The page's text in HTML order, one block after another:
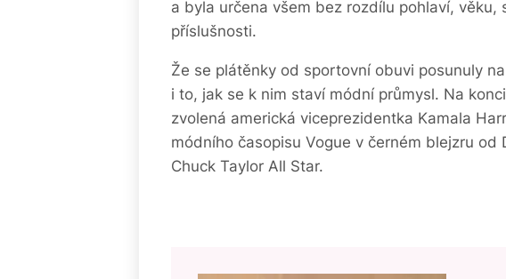
a byla určena všem bez rozdílu pohlaví, věku,
příslušnosti.
Že se plátěnky od sportovní obuvi posunuly
i to, jak se k nim staví módní průmysl. Na
zvolená americká viceprezidentka Kamala
módního časopisu Vogue v černém blejzru od
Chuck Taylor All Star.